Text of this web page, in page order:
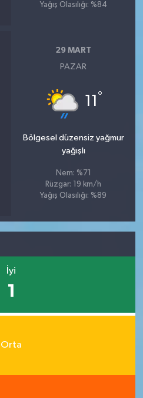
Yağış Olasılığı: %84
29 MART
PAZAR
11 °
Bölgesel düzensiz yağmur
yağışlı
Nem: %71
Rüzgar: 19 km/h
Yağış Olasılığı: %89
İyi
1
Orta